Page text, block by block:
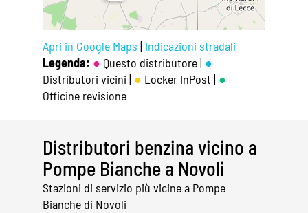
Apri in Google Maps | Indicazioni stradali
Legenda: ● Questo distributore | ●
Distributori vicini | ● Locker InPost | ●
Officine revisione
Distributori benzina vicino a
Pompe Bianche a Novoli
Stazioni di servizio più vicine a Pompe
Bianche di Novoli